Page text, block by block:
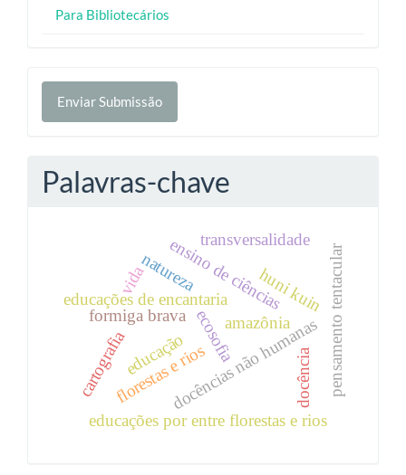
Para Bibliotecários
Enviar
Submissão
Enviar Submissão
Palavras-chave
formiga brava amazônia
educações de encantaria
docências não humanas
educação pensamento tentacular
educações por entre florestas e rios
docência
vida ensino de ciências
ecosofia
transversalidade
cartografia
huni kuin
natureza
florestas e rios